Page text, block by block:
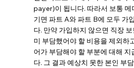
payer)이 됩니다. 따라서 보통 메
기면 파트 A와 파트 B에 모두 가
다. 만약 가입하지 않으면 직장
미 부담했어야 할 비용을 제외하
어가 부담해야 할 부분에 대해
다. 그 결과 예상치 못한 본인 부